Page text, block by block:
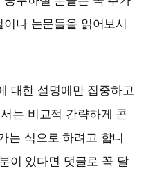
나 논문들을 읽어보시
대한 설명에만 집중하고
는 비교적 간략하게 콘
는 식으로 하려고 합니
이 있다면 댓글로 꼭 달